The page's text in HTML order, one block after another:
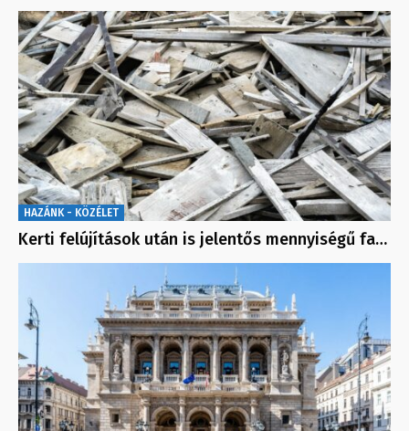
HAZÁNK - KÖZÉLET
Kerti felújítások után is jelentős mennyiségű fa…